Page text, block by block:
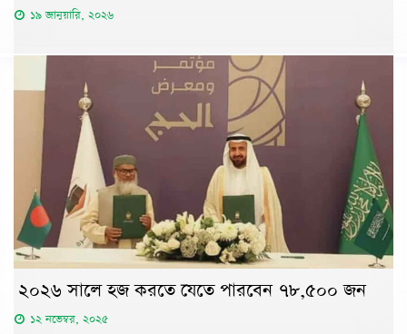
১৯ জানুয়ারি, ২০২৬
২০২৬ সালে হজ করতে যেতে পারবেন ৭৮,৫০০ জন
১২ নভেম্বর, ২০২৫